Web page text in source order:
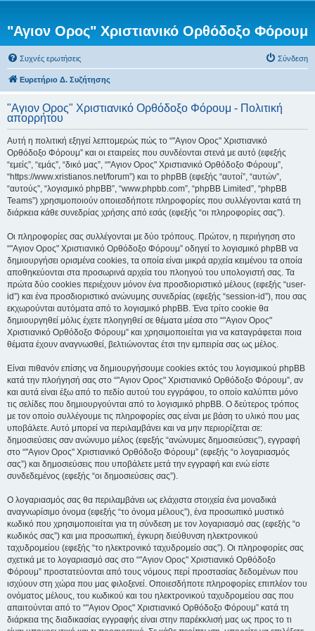
"Αγιον Ορος" Χριστιανικό Ορθόδοξο Φόρουμ
Συχνές ερωτήσεις Σύνδεση
Ευρετήριο Δ. Συζήτησης
"Αγιον Ορος" Χριστιανικό Ορθόδοξο Φόρουμ - Πολιτική
απορρήτου
Αυτή η πολιτική εξηγεί λεπτομερώς πώς το “"Αγιον Ορος" Χριστιανικό
Ορθόδοξο Φόρουμ” και οι εταιρείες που συνδέονται στενά με αυτό (εφεξής
“εμείς”, “εμάς”, “δικό μας”, “"Αγιον Ορος" Χριστιανικό Ορθόδοξο Φόρουμ”,
“https://www.xristianos.net/forum”) και το phpBB (εφεξής “αυτοί”, “αυτών”,
“αυτούς”, “λογισμικό phpBB”, “www.phpbb.com”, “phpBB Limited”, “phpBB
Teams”) χρησιμοποιούν οποιεσδήποτε πληροφορίες που συλλέγονται κατά τη
διάρκεια κάθε συνεδρίας χρήσης από εσάς (εφεξής “οι πληροφορίες σας”).
Οι πληροφορίες σας συλλέγονται με δύο τρόπους. Πρώτον, η περιήγηση στο
“"Αγιον Ορος" Χριστιανικό Ορθόδοξο Φόρουμ” οδηγεί το λογισμικό phpBB να
δημιουργήσει ορισμένα cookies, τα οποία είναι μικρά αρχεία κειμένου τα οποία
αποθηκεύονται στα προσωρινά αρχεία του πλοηγού του υπολογιστή σας. Τα
πρώτα δύο cookies περιέχουν μόνον ένα προσδιοριστικό μέλους (εφεξής “user-
id”) και ένα προσδιοριστικό ανώνυμης συνεδρίας (εφεξής “session-id”), που σας
εκχωρούνται αυτόματα από το λογισμικό phpBB. Ένα τρίτο cookie θα
δημιουργηθεί μόλις έχετε πλοηγηθεί σε θέματα μέσα στο “"Αγιον Ορος"
Χριστιανικό Ορθόδοξο Φόρουμ” και χρησιμοποιείται για να καταγράφεται ποια
θέματα έχουν αναγνωσθεί, βελτιώνοντας έτσι την εμπειρία σας ως μέλος.
Είναι πιθανόν επίσης να δημιουργήσουμε cookies εκτός του λογισμικού phpBB
κατά την πλοήγησή σας στο “"Αγιον Ορος" Χριστιανικό Ορθόδοξο Φόρουμ”, αν
και αυτά είναι έξω από το πεδίο αυτού του εγγράφου, το οποίο καλύπτει μόνο
τις σελίδες που δημιουργούνται από το λογισμικό phpBB. Ο δεύτερος τρόπος
με τον οποίο συλλέγουμε τις πληροφορίες σας είναι με βάση το υλικό που μας
υποβάλετε. Αυτό μπορεί να περιλαμβάνει και να μην περιορίζεται σε:
δημοσιεύσεις σαν ανώνυμο μέλος (εφεξής “ανώνυμες δημοσιεύσεις”), εγγραφή
στο “"Αγιον Ορος" Χριστιανικό Ορθόδοξο Φόρουμ” (εφεξής “ο λογαριασμός
σας”) και δημοσιεύσεις που υποβάλετε μετά την εγγραφή και ενώ είστε
συνδεδεμένος (εφεξής “οι δημοσιεύσεις σας”).
Ο λογαριασμός σας θα περιλαμβάνει ως ελάχιστα στοιχεία ένα μοναδικά
αναγνωρίσιμο όνομα (εφεξής “το όνομα μέλους”), ένα προσωπικό μυστικό
κωδικό που χρησιμοποιείται για τη σύνδεση με τον λογαριασμό σας (εφεξής “ο
κωδικός σας”) και μια προσωπική, έγκυρη διεύθυνση ηλεκτρονικού
ταχυδρομείου (εφεξής “το ηλεκτρονικό ταχυδρομείο σας”). Οι πληροφορίες σας
σχετικά με το λογαριασμό σας στο “"Αγιον Ορος" Χριστιανικό Ορθόδοξο
Φόρουμ” προστατεύονται από τους νόμους περί προστασίας δεδομένων που
ισχύουν στη χώρα που μας φιλοξενεί. Οποιεσδήποτε πληροφορίες επιπλέον του
ονόματος μέλους, του κωδικού και του ηλεκτρονικού ταχυδρομείου σας που
απαιτούνται από το “"Αγιον Ορος" Χριστιανικό Ορθόδοξο Φόρουμ” κατά τη
διάρκεια της διαδικασίας εγγραφής είναι στην παρέκκλισή μας ως προς το τι